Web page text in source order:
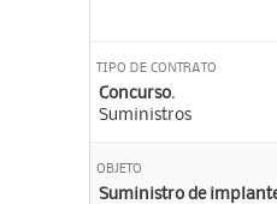
TIPO DE CONTRATO
Concurso.
Suministros
OBJETO
Suministro de